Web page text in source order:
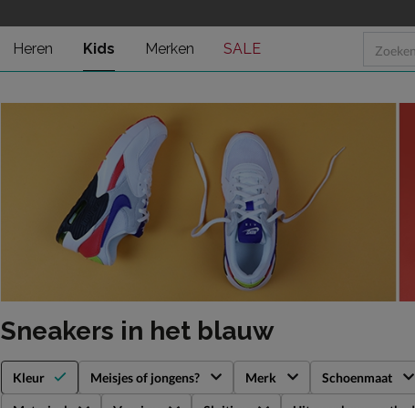
Heren Kids Merken SALE
Sneakers in het blauw
Kleur Meisjes of jongens? Merk Schoenmaat